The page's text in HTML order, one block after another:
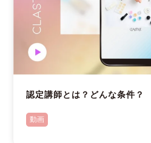
認定講師とは？どんな条件？
動画